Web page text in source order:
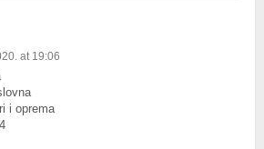
at 19:06
i oprema